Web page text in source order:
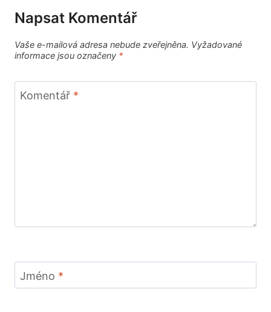
Napsat Komentář
Vaše e-mailová adresa nebude zveřejněna. Vyžadované
informace jsou označeny *
Komentář *
Jméno *